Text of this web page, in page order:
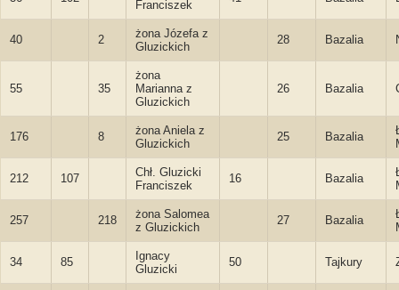
Franciszek
40 2
żona Józefa z
Gluzickich
28 Bazalia
55 35
żona
Marianna z
Gluzickich
26 Bazalia
176 8
żona Aniela z
Gluzickich
25 Bazalia
212 107
Chł. Gluzicki
Franciszek
16 Bazalia
257 218
żona Salomea
z Gluzickich
27 Bazalia
34 85
Ignacy
Gluzicki
50 Tajkury